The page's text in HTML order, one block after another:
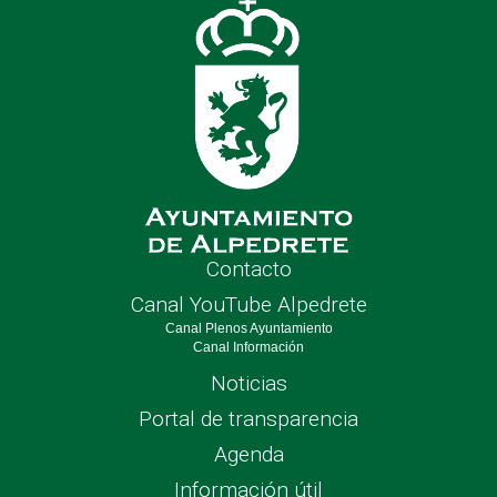
Contacto
Canal YouTube Alpedrete
Canal Plenos Ayuntamiento
Canal Información
Noticias
Portal de transparencia
Agenda
Información útil